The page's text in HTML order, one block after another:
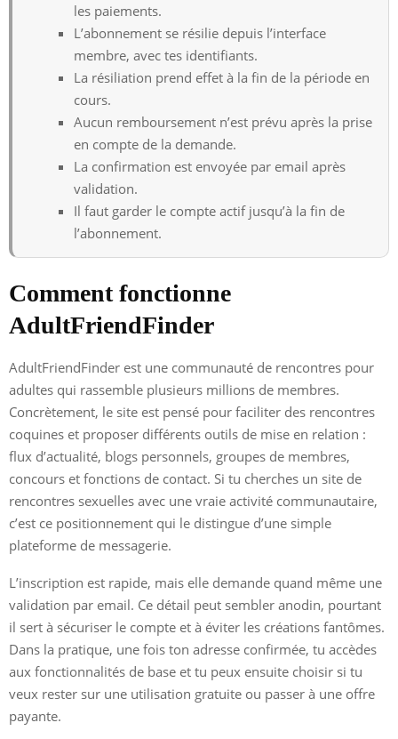
les paiements.
L’abonnement se résilie depuis l’interface
membre, avec tes identifiants.
La résiliation prend effet à la fin de la période en
cours.
Aucun remboursement n’est prévu après la prise
en compte de la demande.
La confirmation est envoyée par email après
validation.
Il faut garder le compte actif jusqu’à la fin de
l’abonnement.
Comment fonctionne
AdultFriendFinder
AdultFriendFinder est une communauté de rencontres pour
adultes qui rassemble plusieurs millions de membres.
Concrètement, le site est pensé pour faciliter des rencontres
coquines et proposer différents outils de mise en relation :
flux d’actualité, blogs personnels, groupes de membres,
concours et fonctions de contact. Si tu cherches un site de
rencontres sexuelles avec une vraie activité communautaire,
c’est ce positionnement qui le distingue d’une simple
plateforme de messagerie.
L’inscription est rapide, mais elle demande quand même une
validation par email. Ce détail peut sembler anodin, pourtant
il sert à sécuriser le compte et à éviter les créations fantômes.
Dans la pratique, une fois ton adresse confirmée, tu accèdes
aux fonctionnalités de base et tu peux ensuite choisir si tu
veux rester sur une utilisation gratuite ou passer à une offre
payante.